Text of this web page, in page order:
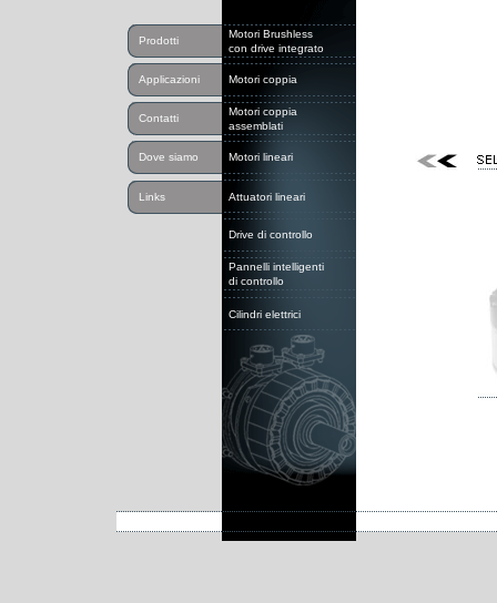
Prodotti
Motori Brushless
con drive integrato
Applicazioni Motori coppia
Contatti
Motori coppia
assemblati
Dove siamo Motori lineari
Links Attuatori lineari
Drive di controllo
Pannelli intelligenti
di controllo
Cilindri elettrici